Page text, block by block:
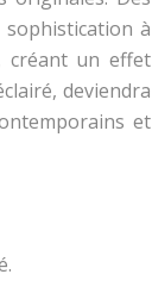
à
créant un effet
deviendra
et